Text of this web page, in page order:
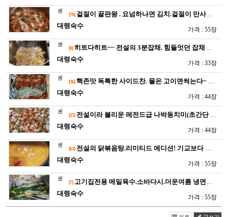
[70] 겉절이 끝판왕 . 요넘하나면 김치.겉절이 만사OK . 다대기만 …
대령숙수
가격 : 55장
[8] 히트다히트~~ 전설의 3분잡채. 힘들엇던 잡채도 이젠 쉽게~ (…
대령숙수
가격 : 33장
[36] 핵존맛 독특한 사이드찬. 물은 고이면썩는다~ 손님들이 식상하다고…
대령숙수
가격 : 44장
[15] 전설이라 불리운 레전드급 나박동치미(초간단 맛은 지존) [S…
대령숙수
가격 : 44장
[63] 전설의 닭볶음탕.리미티드 에디션! 기교보다 온리 맛으로 승부한다…
대령숙수
가격 : 55장
[7] 고기집전용 메밀육수.소바다시.더운여름 냉면과함께~~
대령숙수
가격 : 55장